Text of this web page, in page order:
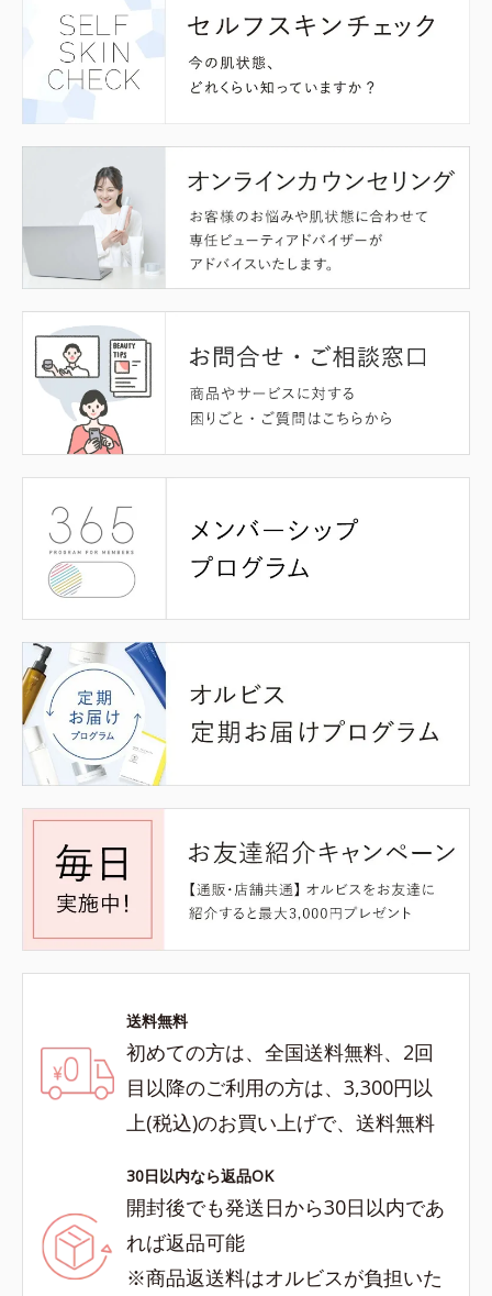
送料無料
初めての方は、全国送料無料、2回
目以降のご利用の方は、3,300円以
上(税込)のお買い上げで、送料無料
30日以内なら返品OK
開封後でも発送日から30日以内であ
れば返品可能
※商品返送料はオルビスが負担いた